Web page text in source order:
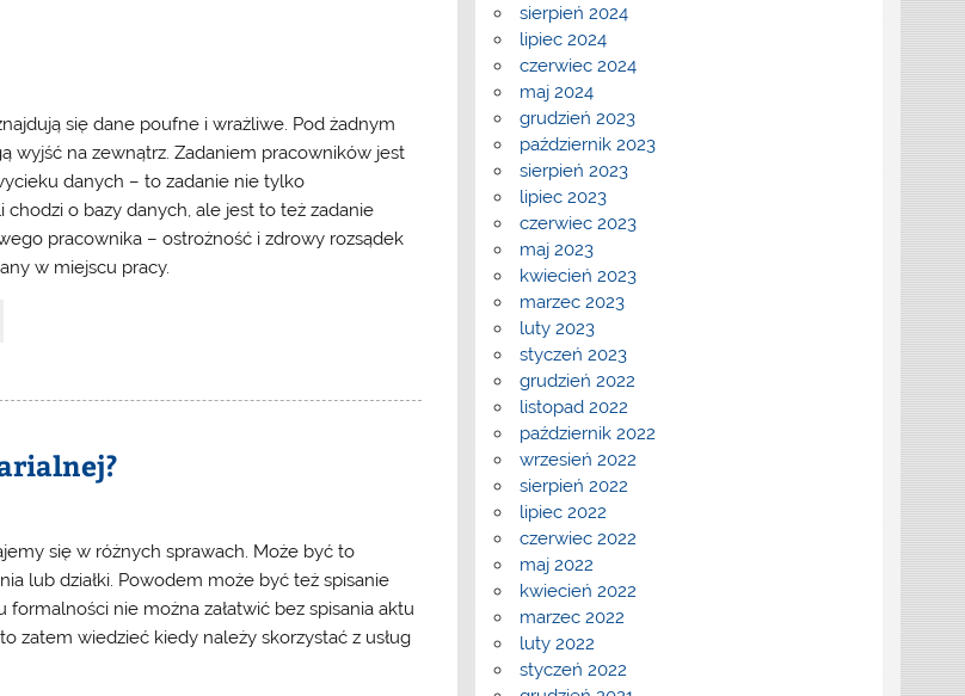
się dane poufne i wrażliwe. Pod żadnym
wyjść na zewnątrz. Zadaniem pracowników jest
danych – to zadanie nie tylko
chodzi o bazy danych, ale jest to też zadanie
pracownika – ostrożność i zdrowy rozsądek
w miejscu pracy.
się w różnych sprawach. Może być to
lub działki. Powodem może być też spisanie
formalności nie można załatwić bez spisania aktu
zatem wiedzieć kiedy należy skorzystać z usług
sierpień 2024
lipiec 2024
czerwiec 2024
maj 2024
grudzień 2023
październik 2023
sierpień 2023
lipiec 2023
czerwiec 2023
maj 2023
kwiecień 2023
marzec 2023
luty 2023
styczeń 2023
grudzień 2022
listopad 2022
październik 2022
wrzesień 2022
sierpień 2022
lipiec 2022
czerwiec 2022
maj 2022
kwiecień 2022
marzec 2022
luty 2022
styczeń 2022